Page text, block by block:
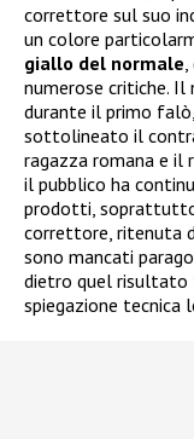
correttore sul suo
un colore
giallo del normale
numerose critiche.
durante il primo
sottolineato il
ragazza romana e
il pubblico ha
prodotti,
correttore, ritenuta
sono mancati
dietro quel risultato
spiegazione tecnica